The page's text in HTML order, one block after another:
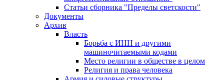
Статьи сборника "Пределы светскости"
Документы
Архив
Власть
Борьба с ИНН и другими
машиночитаемыми кодами
Место религии в обществе в целом
Религия и права человека